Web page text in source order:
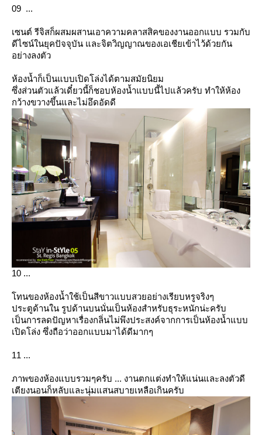
09 ...
เซนต์ รีจิสก็ผสมผสานเอาความคลาสสิคของงานออกแบบ รวมกับ
ดีไซน์ในยุคปัจจุบัน และจิตวิญญาณของเอเชียเข้าไว้ด้วยกัน
อย่างลงตัว
ห้องน้ำก็เป็นแบบเปิดโล่งได้ตามสมัยนิยม
ซึ่งส่วนตัวแล้วเดี๋ยวนี้ก็ชอบห้องน้ำแบบนี้ไปแล้วครับ ทำให้ห้อง
กว้างขวางขึ้นและไม่อึดอัดดี
10 ...
ทนของห้องน้ำใช้เป็นสีขาวแบบสวยอย่างเรียบหรูจริงๆ
ประตูด้านใน รูปด้านบนนั่นเป็นห้องสำหรับธุระหนักน่ะครับ
เป็นการลดปัญหาเรื่องกลิ่นไม่พึงประสงค์จากการเป็นห้องน้ำแบบ
เปิดโล่ง ซึ่งถือว่าออกแบบมาได้ดีมากๆ
11 ...
ภาพของห้องแบบรวมๆครับ ... งานตกแต่งทำให้แน่นและลงตัวดี
เตียงนอนก็หลับและนุ่มแสนสบายเหลือเกินครับ